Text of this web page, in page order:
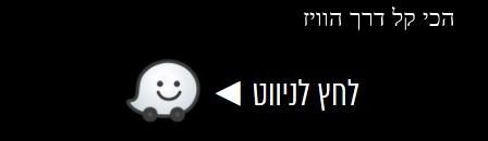
הכי קל דרך הוויז